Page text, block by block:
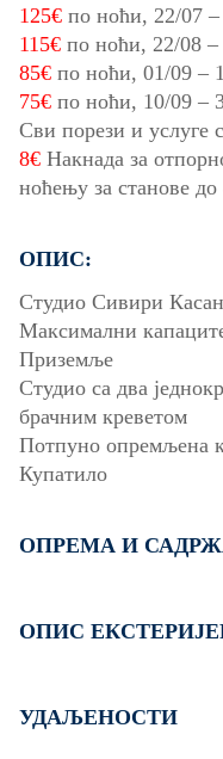
125€ по ноћи, 22/07 –
115€ по ноћи, 22/08 –
85€ по ноћи, 01/09 –
75€ по ноћи, 10/09 –
Сви порези и услуге
8€ Накнада за
ноћењу за станове до
ОПИС:
Студио Сивири
Максимални
Приземље
Студио са два
брачним креветом
Потпуно опремљена
Купатило
ОПРЕМА И
Бежични Wi-Fi
Чишћење једном
ОПИС
УДАЉЕНОСТИ